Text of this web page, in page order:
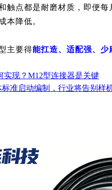
触点都是耐磨材质， 即便每
本降低。
主要得能扛造、适配强、少
实现？M12型连接器是关键
标准启动编制，行业将告别样